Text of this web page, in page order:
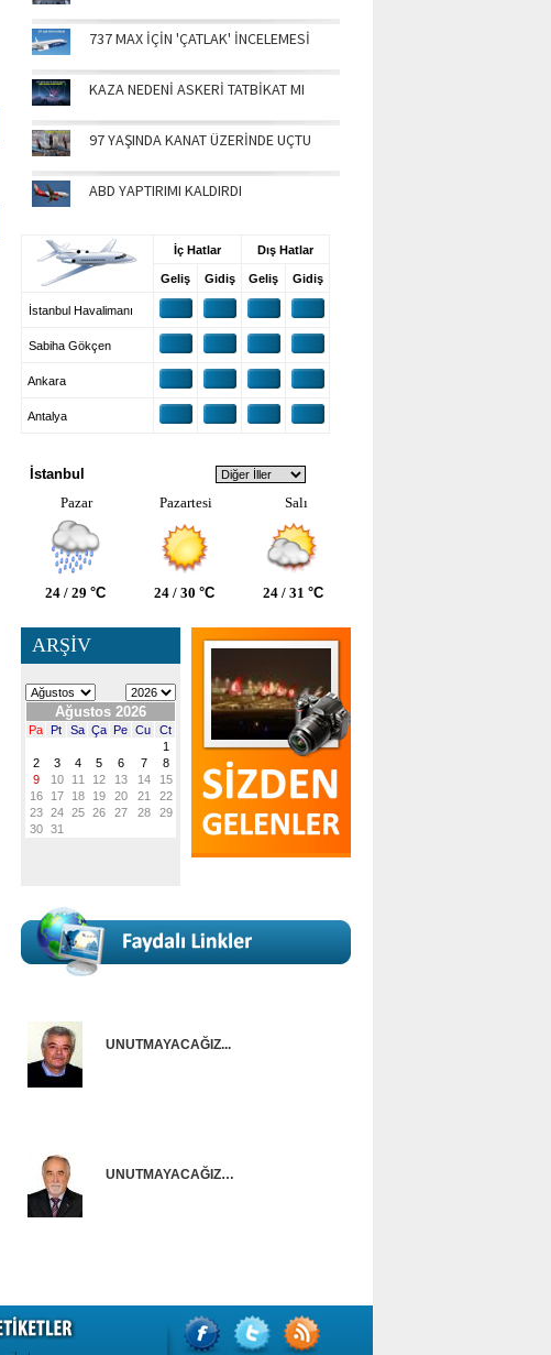
737 MAX İÇİN 'ÇATLAK' İNCELEMESİ
KAZA NEDENİ ASKERİ TATBİKAT MI
97 YAŞINDA KANAT ÜZERİNDE UÇTU
ABD YAPTIRIMI KALDIRDI
İç Hatlar Dış Hatlar
Geliş Gidiş Geliş Gidiş
İstanbul Havalimanı
Sabiha Gökçen
Ankara
Antalya
İstanbul
Pazar
Pazartesi Salı
24 / 29 °C 24 / 30 °C 24 / 31 °C
ARŞİV
UNUTMAYACAĞIZ...
UNUTMAYACAĞIZ…